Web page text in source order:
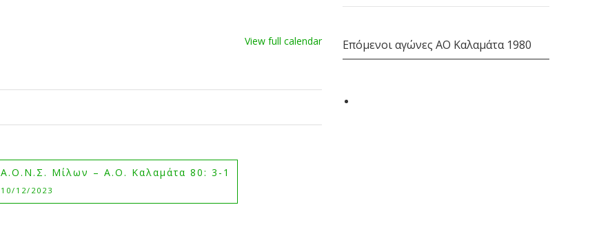
View full calendar
Α.Ο.Ν.Σ. Μίλων – Α.Ο. Καλαμάτα 80: 3-1
10/12/2023
Επόμενοι αγώνες ΑΟ Καλαμάτα 1980